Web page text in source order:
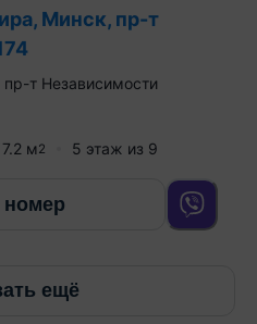
Минск, пр-т
пр-т Независимости
7.2 м2 5 этаж из 9
номер
ещё